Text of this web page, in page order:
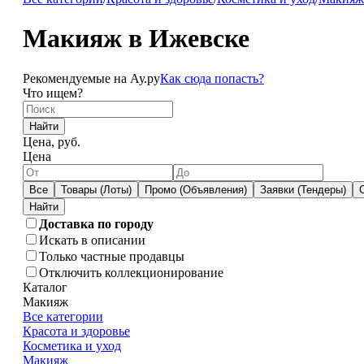
Макияж в Ижевске
Рекомендуемые на Ау.руКак сюда попасть?
Что ищем?
Найти
Цена, руб.
Цена
Все Товары (Лоты) Промо (Объявления) Заявки (Тендеры)
Доставка по городу
Искать в описании
Только частные продавцы
Отключить коллекционирование
Каталог
Макияж
Все категории
Красота и здоровье
Косметика и уход
Макияж